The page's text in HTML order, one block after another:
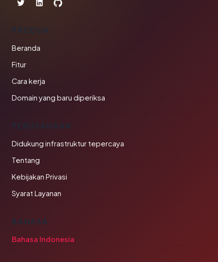
PRODUK
Beranda
Fitur
Cara kerja
Domain yang baru diperiksa
PERUSAHAAN
Didukung infrastruktur tepercaya
Tentang
Kebijakan Privasi
Syarat Layanan
BAHASA
Bahasa Indonesia